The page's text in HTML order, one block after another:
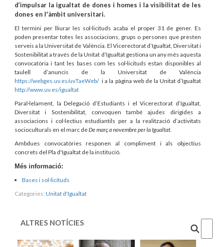
d’impulsar la igualtat de dones i homes i la visibilitat de les
dones en l'àmbit universitari.
El termini per lliurar les sol·licituds acaba el proper 31 de gener. Es
poden presentar totes les associacions, grups o persones que presten
serveis a la Universitat de València. El Vicerectorat d’Igualtat, Diversitat i
Sostenibilitat a través de la Unitat d’Igualtat gestiona un any més aquesta
convocatòria i tant les bases com les sol·licituds estan disponibles al
taulell d’anuncis de la Universitat de València
https://webges.uv.es/uvTaeWeb/i a la pàgina web de la Unitat d’Igualtat
http://www.uv.es/igualtat
Paral·lelament, la Delegació d’Estudiants i el Vicerectorat d’Igualtat,
Diversitat i Sostenibilitat, convoquen també ajudes dirigides a
associacions i col·lectius estudiantils per a la realització d’activitats
socioculturals en el marc deDe març a novembre per la Igualtat.
Ambdues convocatòries responen al compliment i als objectius
concrets del Pla d'Igualtat de la institució.
Més informació:
Bases i sol·licituds
Categories: Unitat d'Igualtat
ALTRES NOTÍCIES